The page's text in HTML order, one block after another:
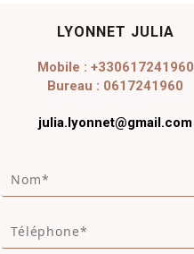
LYONNET JULIA
Mobile : +330617241960
Bureau : 0617241960
julia.lyonnet@gmail.com
N
*